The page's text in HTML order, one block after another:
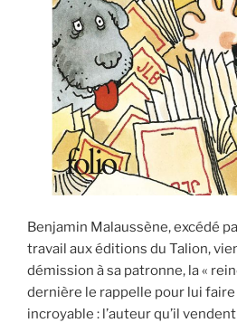
Benjamin Malaussène, excédé
travail aux éditions du Talion,
démission à sa patronne, la «
dernière le rappelle pour lui
incroyable : l’auteur qu’il